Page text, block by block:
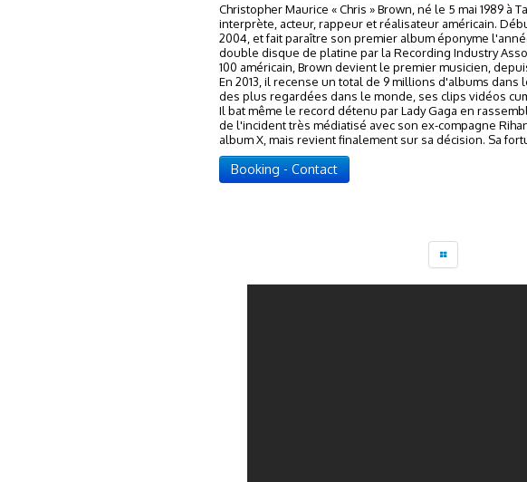
Christopher Maurice « Chris » Brown, né le 5 mai 1989
interprète, acteur, rappeur et réalisateur américain.
2004, et fait paraître son premier album éponyme
double disque de platine par la Recording Industry
100 américain, Brown devient le premier musicien,
En 2013, il recense un total de 9 millions d'albums
des plus regardées dans le monde, ses clips vidéos
Il bat même le record détenu par Lady Gaga en
de l'incident très médiatisé avec son ex-compagne
album X, mais revient finalement sur sa décision. Sa
Booking - Contact